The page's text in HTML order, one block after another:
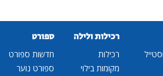
רכילות ולילה
רכילות
מקומות בילוי
ספורט
חדשות ספורט
ספורט נוער